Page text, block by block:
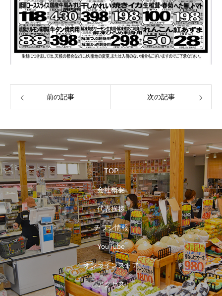
前の記事 次の記事
TOP
会社概要
代表挨拶
チラシ情報
YouTube
オンラインストア
アクセス